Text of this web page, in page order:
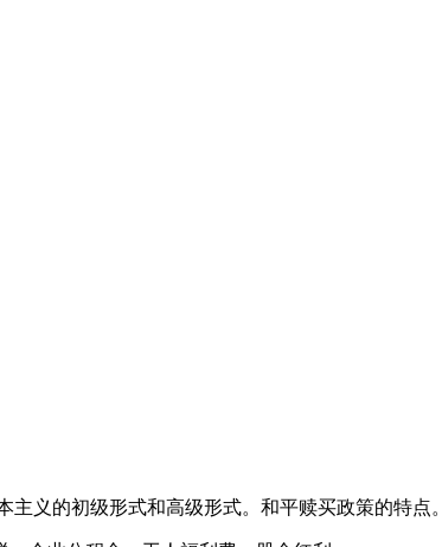
义的初级形式和高级形式。和平赎买政策的特点。